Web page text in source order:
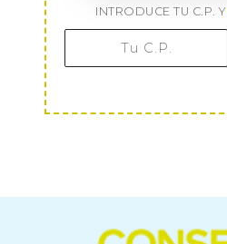
INTRODUCE TU C.P. Y